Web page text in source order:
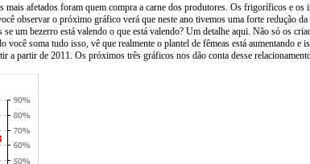
afetados foram quem compra a carne dos produtores. Os frigoríficos e os
observar o próximo gráfico verá que neste ano tivemos uma forte redução
um bezerro está valendo o que está valendo? Um detalhe aqui. Não só os
soma tudo isso, vê que realmente o plantel de fêmeas está aumentando e
a partir de 2011. Os próximos três gráficos nos dão conta desse